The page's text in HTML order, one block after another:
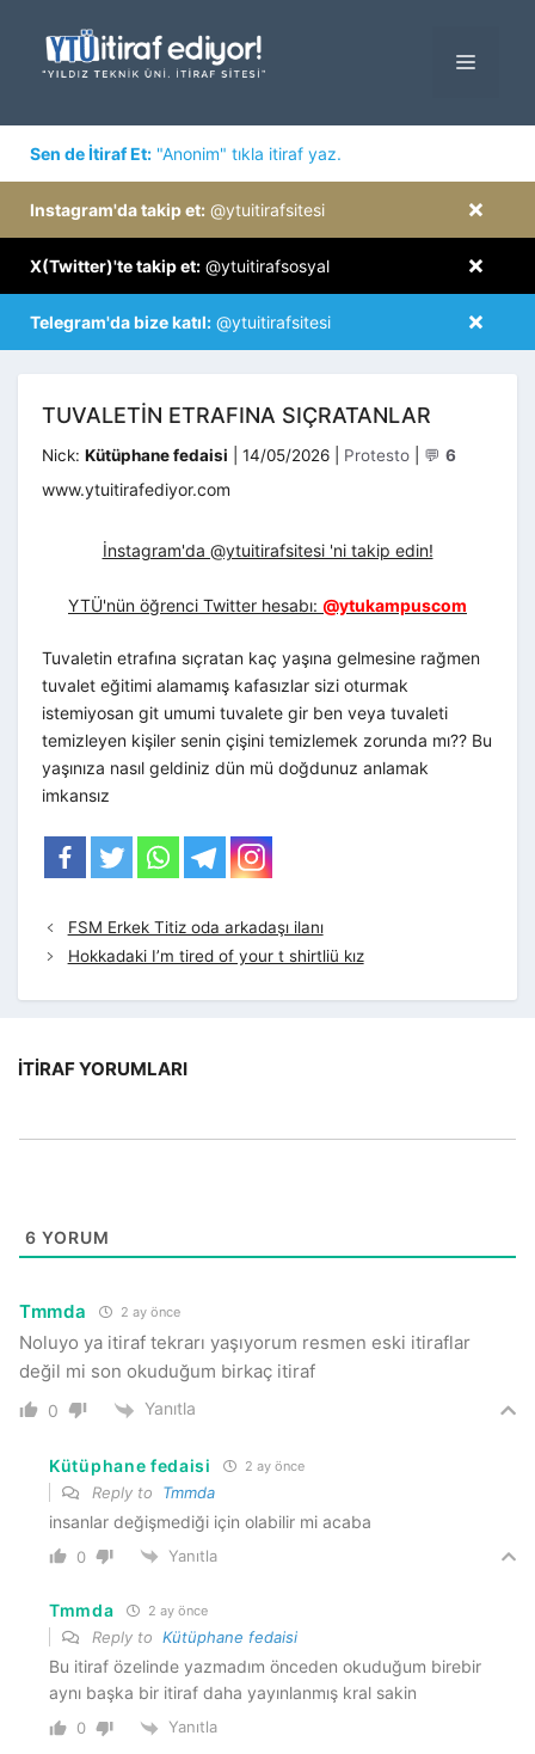
MENÜ
Sen de İtiraf Et: "Anonim" tıkla itiraf yaz.
×
Instagram'da takip et: @ytuitirafsitesi
×
X(Twitter)'te takip et: @ytuitirafsosyal
×
Telegram'da bize katıl: @ytuitirafsitesi
TUVALETIN ETRAFINA SIÇRATANLAR
Nick: Kütüphane fedaisi 14/05/2026 Kategoriler
Protesto 💬 6
www.ytuitirafediyor.com
İnstagram'da @ytuitirafsitesi 'ni takip edin!
YTÜ'nün öğrenci Twitter hesabı: @ytukampuscom
Tuvaletin etrafına sıçratan kaç yaşına gelmesine rağmen
tuvalet eğitimi alamamış kafasızlar sizi oturmak
istemiyosan git umumi tuvalete gir ben veya tuvaleti
temizleyen kişiler senin çişini temizlemek zorunda mı?? Bu
yaşınıza nasıl geldiniz dün mü doğdunuz anlamak
imkansız
FSM Erkek Titiz oda arkadaşı ilanı
Hokkadaki I’m tired of your t shirtliü kız
İTIRAF YORUMLARI
6 YORUM
Tmmda 2 ay önce
Noluyo ya itiraf tekrarı yaşıyorum resmen eski itiraflar
değil mi son okuduğum birkaç itiraf
0 Yanıtla
Kütüphane fedaisi 2 ay önce
Reply to Tmmda
insanlar değişmediği için olabilir mi acaba
0 Yanıtla
Tmmda 2 ay önce
Reply to Kütüphane fedaisi
Bu itiraf özelinde yazmadım önceden okuduğum birebir
aynı başka bir itiraf daha yayınlanmış kral sakin
0 Yanıtla